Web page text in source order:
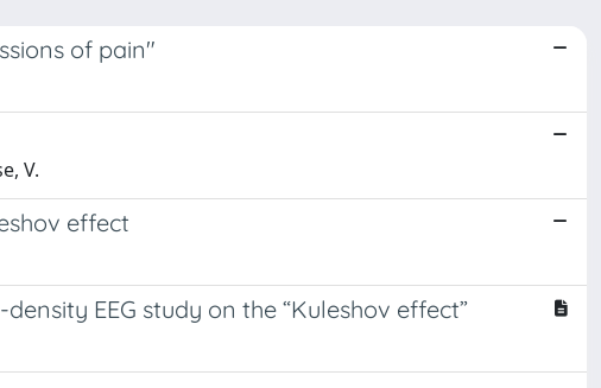
of pain"
V.
effect
EEG study on the “Kuleshov effect”